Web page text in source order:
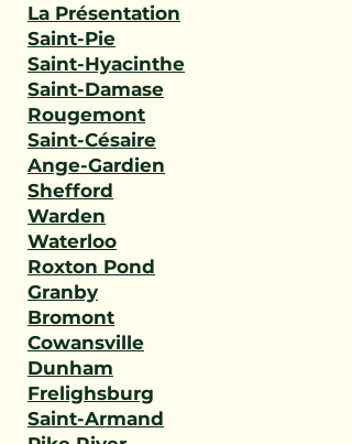
La Présentation
Saint-Pie
Saint-Hyacinthe
Saint-Damase
Rougemont
Saint-Césaire
Ange-Gardien
Shefford
Warden
Waterloo
Roxton Pond
Granby
Bromont
Cowansville
Dunham
Frelighsburg
Saint-Armand